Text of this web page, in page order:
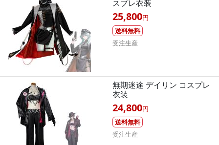
スプレ衣装
25,800円
送料無料
受注生産
無期迷途 デイリン コスプレ
衣装
24,800円
送料無料
受注生産